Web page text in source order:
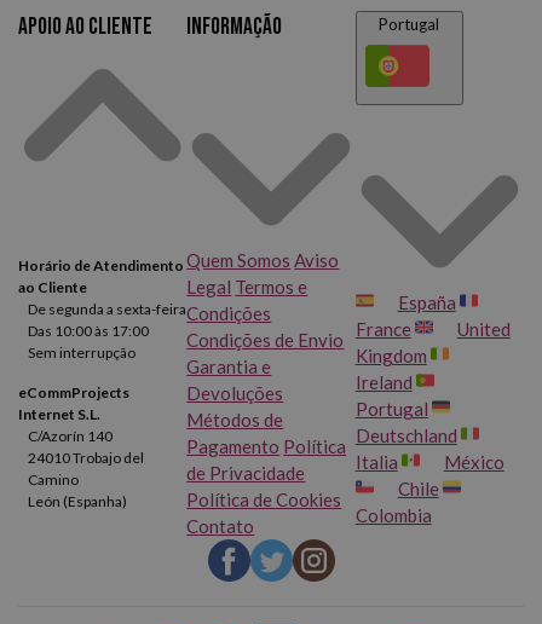
Apoio ao cliente
Horário de Atendimento
ao Cliente
De segunda a sexta-feira
Das 10:00 às 17:00
Sem interrupção
eCommProjects
Internet S.L.
C/Azorín 140
24010 Trobajo del
Camino
León (Espanha)
Informação
Quem Somos Aviso
Legal Termos e
Condições
Condições de Envio
Garantia e
Devoluções
Métodos de
Pagamento Política
de Privacidade
Política de Cookies
Contato
Portugal
España
France
United
Kingdom
Ireland
Portugal
Deutschland
Italia
México
Chile
Colombia